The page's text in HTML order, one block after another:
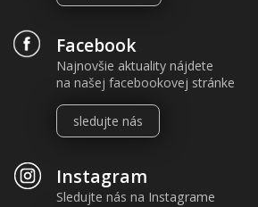
Facebook
Najnovšie aktuality nájdete
na našej facebookovej stránke
sledujte nás
Instagram
Sledujte nás na Instagrame